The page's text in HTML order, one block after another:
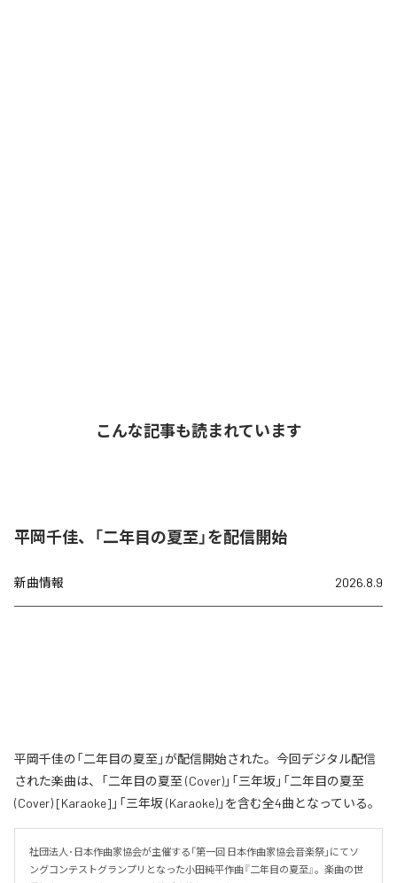
こんな記事も読まれています
平岡千佳、「二年目の夏至」を配信開始
新曲情報 2026.8.9
平岡千佳の「二年目の夏至」が配信開始された。今回デジタル配信
された楽曲は、「二年目の夏至 (Cover)」「三年坂」「二年目の夏至
(Cover) [Karaoke]」「三年坂 (Karaoke)」を含む全4曲となっている。
社団法人･日本作曲家協会が主催する「第一回 日本作曲家協会音楽祭」にてソ
ングコンテストグランプリとなった小田純平作曲『二年目の夏至』。楽曲の世